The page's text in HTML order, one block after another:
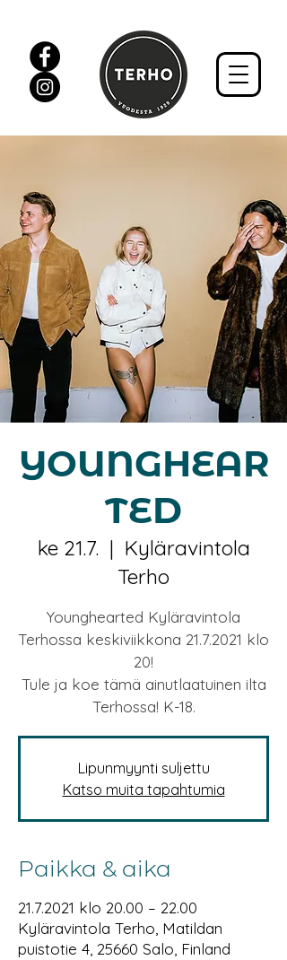
YOUNGHEAR
TED
ke 21.7.
  |
Kyläravintola
Terho
Younghearted Kyläravintola
Terhossa keskiviikkona 21.7.2021 klo
20!
Tule ja koe tämä ainutlaatuinen ilta
Terhossa! K-18.
Lipunmyynti suljettu
Katso muita tapahtumia
Paikka & aika
21.7.2021 klo 20.00 – 22.00
Kyläravintola Terho, Matildan
puistotie 4, 25660 Salo, Finland